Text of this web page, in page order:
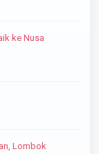
ke Nusa
Lombok